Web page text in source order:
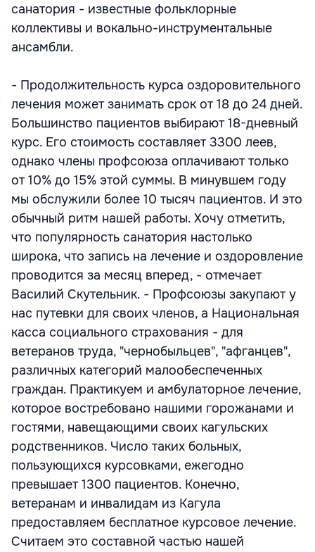
санатория - известные фольклорные
коллективы и вокально-инструментальные
ансамбли.
- Продолжительность курса оздоровительного
лечения может занимать срок от 18 до 24 дней.
Большинство пациентов выбирают 18-дневный
курс. Его стоимость составляет 3300 леев,
однако члены профсоюза оплачивают только
от 10% до 15% этой суммы. В минувшем году
мы обслужили более 10 тысяч пациентов. И это
обычный ритм нашей работы. Хочу отметить,
что популярность санатория настолько
широка, что запись на лечение и оздоровление
проводится за месяц вперед, - отмечает
Василий Скутельник. - Профсоюзы закупают у
нас путевки для своих членов, а Национальная
касса социального страхования - для
ветеранов труда, "чернобыльцев", "афганцев",
различных категорий малообеспеченных
граждан. Практикуем и амбулаторное лечение,
которое востребовано нашими горожанами и
гостями, навещающими своих кагульских
родственников. Число таких больных,
пользующихся курсовками, ежегодно
превышает 1300 пациентов. Конечно,
ветеранам и инвалидам из Кагула
предоставляем бесплатное курсовое лечение.
Считаем это составной частью нашей